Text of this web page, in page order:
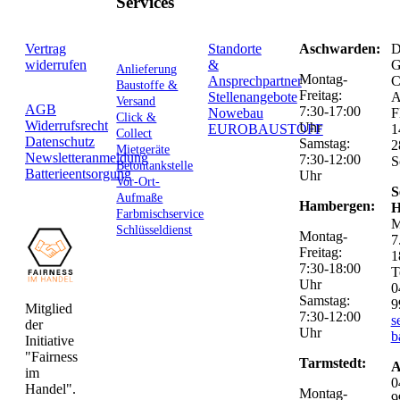
Vertrag
widerrufen
AGB
Widerrufsrecht
Datenschutz
Newsletteranmeldung
Batterieentsorgung
Mitglied
der
Initiative
"Fairness
im
Handel".
Anlieferung
Baustoffe &
Versand
Click &
Collect
Mietgeräte
Betontankstelle
Vor-Ort-
Aufmaße
Farbmischservice
Schlüsseldienst
Standorte
&
Ansprechpartner
Stellenangebote
Nowebau
EUROBAUSTOFF
Aschwarden:
Montag-
Freitag:
7:30-17:00
Uhr
Samstag:
7:30-12:00
Uhr
Hambergen:
Montag-
Freitag:
7:30-18:00
Uhr
Samstag:
7:30-12:00
Uhr
Tarmstedt:
Montag-